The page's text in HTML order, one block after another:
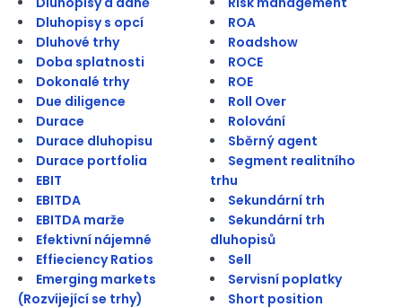
Dluhopisy s opcí
Dluhové trhy
Doba splatnosti
Dokonalé trhy
Due diligence
Durace
Durace dluhopisu
Durace portfolia
EBIT
EBITDA
EBITDA marže
Efektivní nájemné
Effieciency Ratios
Emerging markets
(Rozvíjející se trhy)
ROA
Roadshow
ROCE
ROE
Roll Over
Rolování
Sběrný agent
Segment realitního
trhu
Sekundární trh
Sekundární trh
dluhopisů
Sell
Servisní poplatky
Short position